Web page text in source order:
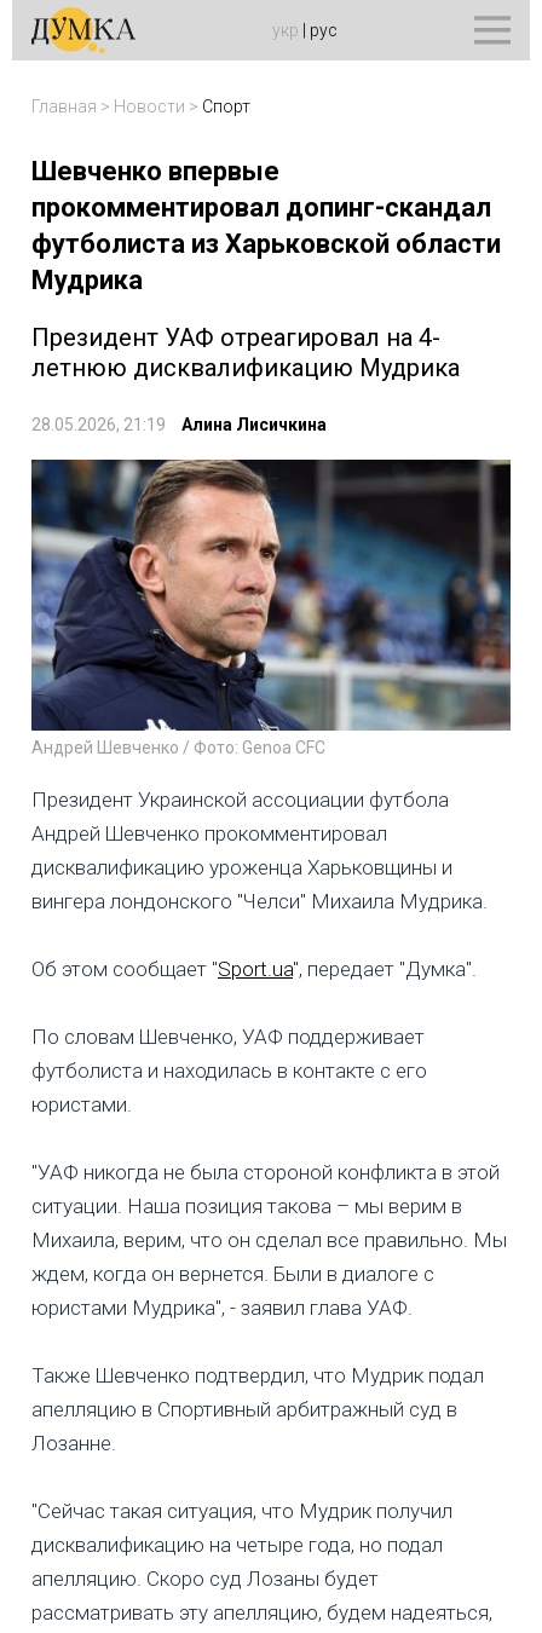
укр рус
Главная > Новости > Спорт
Шевченко впервые
прокомментировал допинг-скандал
футболиста из Харьковской области
Мудрика
Президент УАФ отреагировал на 4-
летнюю дисквалификацию Мудрика
28.05.2026, 21:19 Алина Лисичкина
Андрей Шевченко / Фото: Genoa CFC
Президент Украинской ассоциации футбола
Андрей Шевченко прокомментировал
дисквалификацию уроженца Харьковщины и
вингера лондонского "Челси" Михаила Мудрика.
Об этом сообщает "Sport.ua", передает "Думка".
По словам Шевченко, УАФ поддерживает
футболиста и находилась в контакте с его
юристами.
"УАФ никогда не была стороной конфликта в этой
ситуации. Наша позиция такова – мы верим в
Михаила, верим, что он сделал все правильно. Мы
ждем, когда он вернется. Были в диалоге с
юристами Мудрика", - заявил глава УАФ.
Также Шевченко подтвердил, что Мудрик подал
апелляцию в Спортивный арбитражный суд в
Лозанне.
"Сейчас такая ситуация, что Мудрик получил
дисквалификацию на четыре года, но подал
апелляцию. Скоро суд Лозаны будет
рассматривать эту апелляцию, будем надеяться,